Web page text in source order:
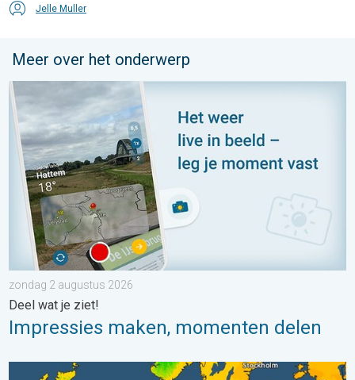
Jelle Muller
Meer over het onderwerp
Impressies maken, momenten delen. Deel wat je ziet!. . .
zondag 2 augustus 2026
Deel wat je ziet!
Impressies maken, momenten delen
Er komen koelere nachten aan. West- en Midden-Europa. . .